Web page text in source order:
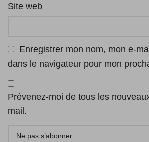
Site web
Enregistrer mon nom, mon e-
dans le navigateur pour mon
Prévenez-moi de tous les
mail.